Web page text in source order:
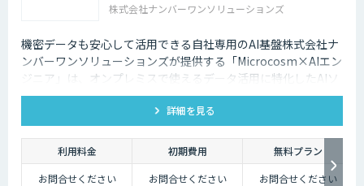
株式会社ナンバーワンソリューションズ
機密データも安心して活用できる自社専用のAI基盤株式会社ナ
ンバーワンソリューションズが提供する「Microcosm×AIエン
ジニア」は、オンプレミスで使えるデータ活用に特化したAIソ
リューションをAIエンジニアが貴社の課題に合わせてカスタマ
イズするサービスです。社内に眠るデータを「会社の資産」と
して生まれ変わらせることができます。
詳細を見る
利用料金 初期費用
無料プラン
お問合せください
お問合せください お問合せください